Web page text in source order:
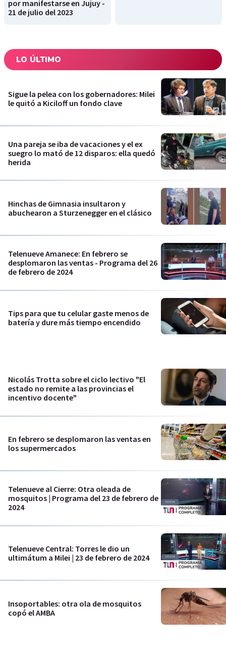
por manifestarse en Jujuy -
21 de julio del 2023
LO ÚLTIMO
Sigue la pelea con los gobernadores: Milei
le quitó a Kiciloff un fondo clave
Una pareja se iba de vacaciones y el ex
suegro lo mató de 12 disparos: ella quedó
herida
Hinchas de Gimnasia insultaron y
abuchearon a Sturzenegger en el clásico
Telenueve Amanece: En febrero se
desplomaron las ventas - Programa del 26
de febrero de 2024
Tips para que tu celular gaste menos de
batería y dure más tiempo encendido
Nicolás Trotta sobre el ciclo lectivo "El
estado no remite a las provincias el
incentivo docente"
En febrero se desplomaron las ventas en
los supermercados
Telenueve al Cierre: Otra oleada de
mosquitos | Programa del 23 de febrero de
2024
Telenueve Central: Torres le dio un
ultimátum a Milei | 23 de febrero de 2024
Insoportables: otra ola de mosquitos
copó el AMBA